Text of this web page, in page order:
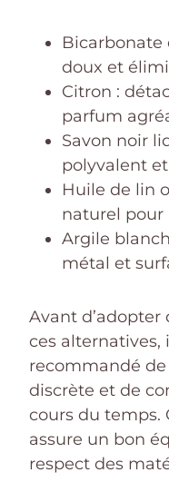
Bicarbonate
doux et
Citron :
parfum
Savon noir
polyvalent
Huile de lin
naturel pour
Argile
métal et
Avant
ces alternatives,
recommandé
discrète et de
cours du temps.
assure un bon
respect des